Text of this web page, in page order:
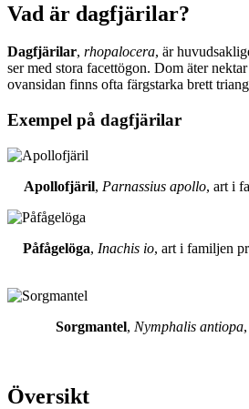
Vad är dagfjärilar?
Dagfjärilar, rhopalocera, är
ser med stora facettögon. Dom äter
ovansidan finns ofta färgstarka brett
Exempel på dagfjärilar
Apollofjäril, Parnassius apollo, art i
Påfågelöga, Inachis io, art i familjen
Sorgmantel, Nymphalis antiopa,
Översikt